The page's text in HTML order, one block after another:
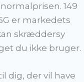
149
er markedets
skræddersy
du ikke bruger.
dig, der vil have